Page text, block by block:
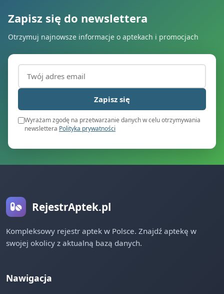
Zapisz się do newslettera
Otrzymuj najnowsze informacje o aptekach i promocjach
Adres email (wymagany)
Zapisz się
Wyrażam zgodę na przetwarzanie danych w celu otrzymywania
newslettera Polityka prywatności
RejestrAptek.pl
Kompleksowy rejestr aptek w Polsce. Znajdź aptekę w
swojej okolicy z aktualną bazą danych.
Nawigacja